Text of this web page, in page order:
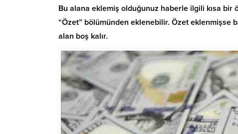
Bu alana eklemiş olduğunuz haberle ilgili kısa bir
“Özet” bölümünden eklenebilir. Özet eklenmişse
alan boş kalır.